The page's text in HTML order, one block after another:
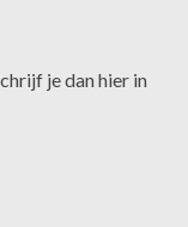
je dan hier in